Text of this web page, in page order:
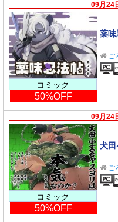
09月24
コミック
50%OFF
薬味
ご
09月24
コミック
50%OFF
犬田
ご